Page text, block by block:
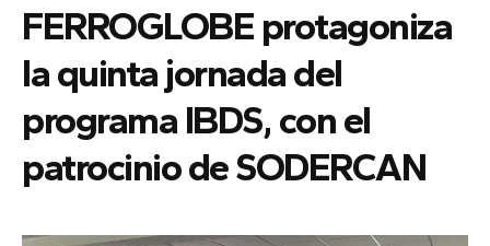
FERROGLOBE protagoniza
la quinta jornada del
programa IBDS, con el
patrocinio de SODERCAN